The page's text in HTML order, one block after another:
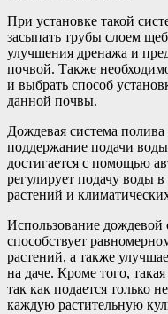
При установке такой
засыпать трубы слоем
улучшения дренажа и
почвой. Также
и выбрать способ
данной почвы.
Дождевая система полива
поддержание подачи
достигается с помощью
регулирует подачу воды
растений и
Использование дождевой
способствует
растений, а также
на даче. Кроме того,
так как подается только
каждую растительную